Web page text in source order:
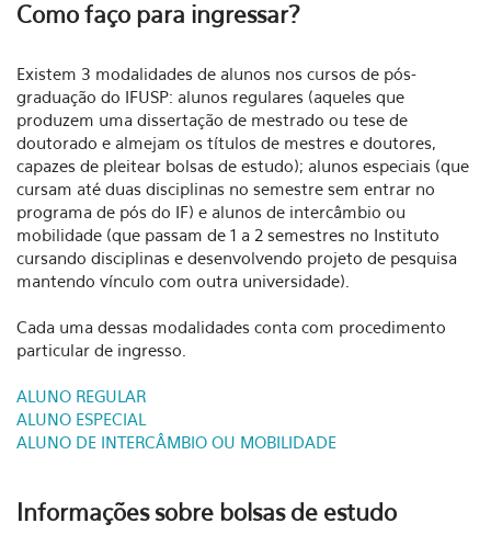
Como faço para ingressar?
Existem 3 modalidades de alunos nos cursos de pós-
graduação do IFUSP: alunos regulares (aqueles que
produzem uma dissertação de mestrado ou tese de
doutorado e almejam os títulos de mestres e doutores,
capazes de pleitear bolsas de estudo); alunos especiais (que
cursam até duas disciplinas no semestre sem entrar no
programa de pós do IF) e alunos de intercâmbio ou
mobilidade (que passam de 1 a 2 semestres no Instituto
cursando disciplinas e desenvolvendo projeto de pesquisa
mantendo vínculo com outra universidade).
Cada uma dessas modalidades conta com procedimento
particular de ingresso.
ALUNO REGULAR
ALUNO ESPECIAL
ALUNO DE INTERCÂMBIO OU MOBILIDADE
Informações sobre bolsas de estudo